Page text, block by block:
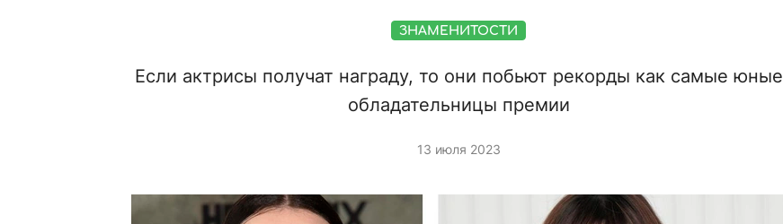
ЗНАМЕНИТОСТИ
Если актрисы получат награду, то они побьют рекорды как самые юные
обладательницы премии
13 июля 2023